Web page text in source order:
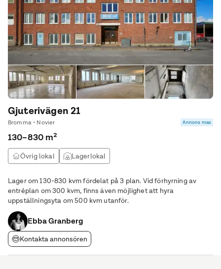
Gjuterivägen 21
Bromma • Novier Annons max
130–830 m²
Övrig lokal Lagerlokal
Lager om 130-830 kvm fördelat på 3 plan. Vid förhyrning av
entréplan om 300 kvm, finns även möjlighet att hyra
uppställningsyta om 500 kvm utanför.
Ebba Granberg
Kontakta annonsören